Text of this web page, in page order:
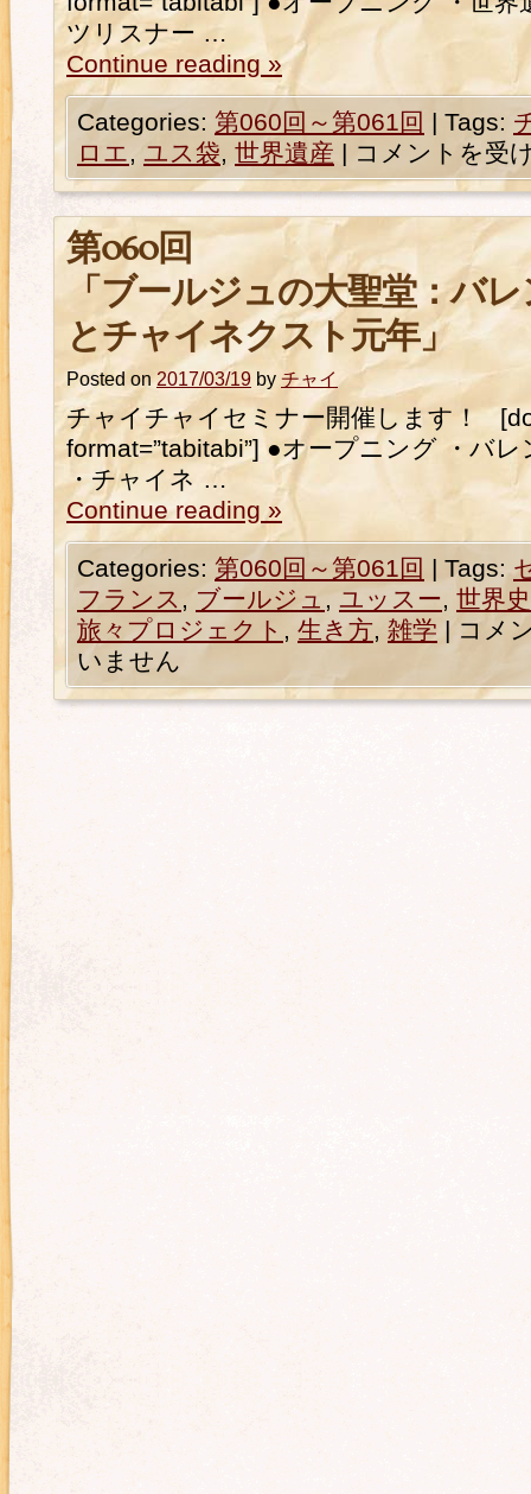
ツリスナー …
Continue reading »
Categories: 第060回～第061回 | Tags:
ロエ, ユス袋, 世界遺産 | コメントを受
第060回
「ブールジュの大聖堂：バ
とチャイネクスト元年」
Posted on 2017/03/19 by チャイ
チャイチャイセミナー開催します！
format=”tabitabi”] ●オープニング ・バ
・チャイネ …
Continue reading »
Categories: 第060回～第061回 | Tags:
フランス , ブールジュ , ユッスー, 世界史
旅々プロジェクト , 生き方, 雑学 | コメ
いません